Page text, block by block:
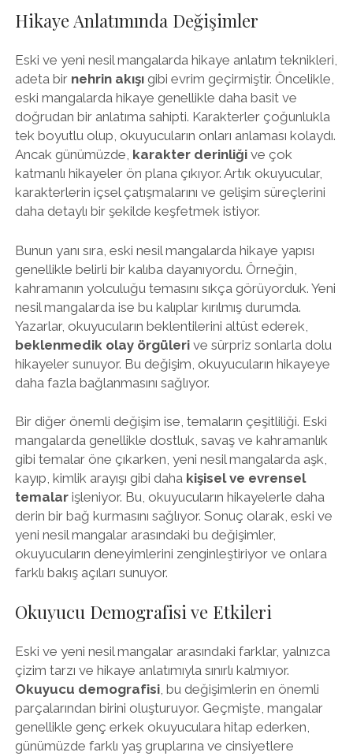
Hikaye Anlatımında Değişimler
Eski ve yeni nesil mangalarda hikaye anlatım teknikleri,
adeta bir nehrin akışıgibi evrim geçirmiştir. Öncelikle,
eski mangalarda hikaye genellikle daha basit ve
doğrudan bir anlatıma sahipti. Karakterler çoğunlukla
tek boyutlu olup, okuyucuların onları anlaması kolaydı.
Ancak günümüzde, karakter derinliğive çok
katmanlı hikayeler ön plana çıkıyor. Artık okuyucular,
karakterlerin içsel çatışmalarını ve gelişim süreçlerini
daha detaylı bir şekilde keşfetmek istiyor.
Bunun yanı sıra, eski nesil mangalarda hikaye yapısı
genellikle belirli bir kalıba dayanıyordu. Örneğin,
kahramanın yolculuğu temasını sıkça görüyorduk. Yeni
nesil mangalarda ise bu kalıplar kırılmış durumda.
Yazarlar, okuyucuların beklentilerini altüst ederek,
beklenmedik olay örgülerive sürpriz sonlarla dolu
hikayeler sunuyor. Bu değişim, okuyucuların hikayeye
daha fazla bağlanmasını sağlıyor.
Bir diğer önemli değişim ise, temaların çeşitliliği. Eski
mangalarda genellikle dostluk, savaş ve kahramanlık
gibi temalar öne çıkarken, yeni nesil mangalarda aşk,
kayıp, kimlik arayışı gibi daha kişisel ve evrensel
temalarişleniyor. Bu, okuyucuların hikayelerle daha
derin bir bağ kurmasını sağlıyor. Sonuç olarak, eski ve
yeni nesil mangalar arasındaki bu değişimler,
okuyucuların deneyimlerini zenginleştiriyor ve onlara
farklı bakış açıları sunuyor.
Okuyucu Demografisi ve Etkileri
Eski ve yeni nesil mangalar arasındaki farklar, yalnızca
çizim tarzı ve hikaye anlatımıyla sınırlı kalmıyor.
Okuyucu demografisi, bu değişimlerin en önemli
parçalarından birini oluşturuyor. Geçmişte, mangalar
genellikle genç erkek okuyuculara hitap ederken,
günümüzde farklı yaş gruplarına ve cinsiyetlere